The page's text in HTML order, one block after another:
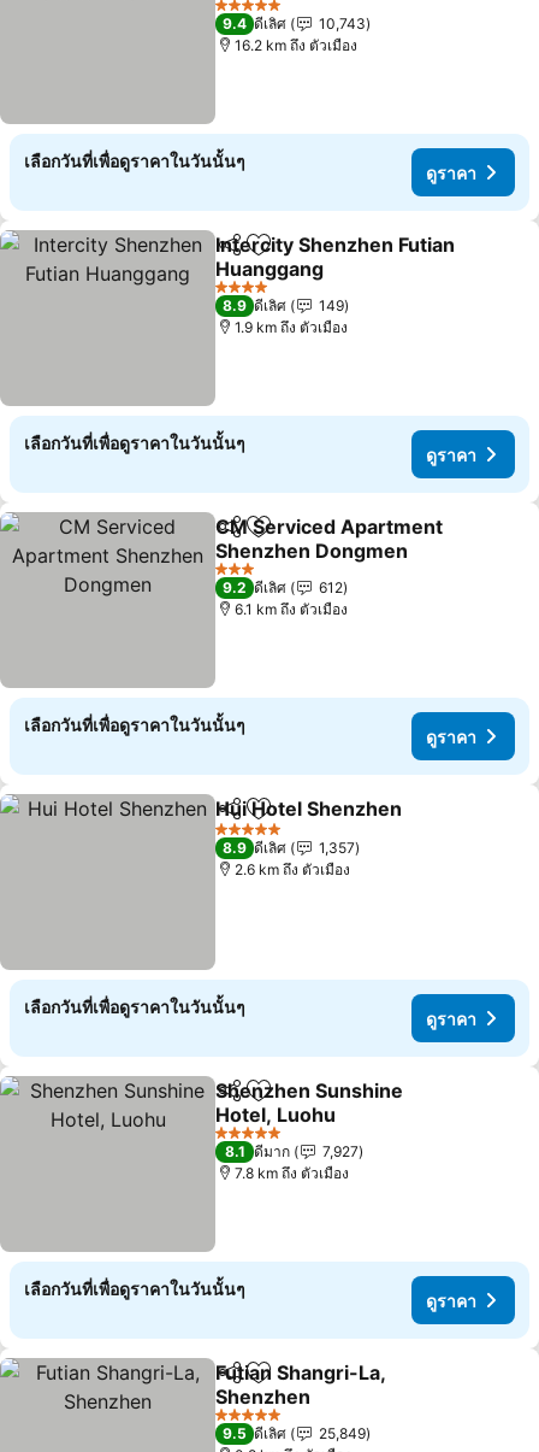
ดูราคา
5 ดาว
9.4 ดีเลิศ
10,743
16.2 km ถึง ตัวเมือง
เลือกวันที่เพื่อดูราคาในวันนั้นๆ
ดูราคา
แชร์ เพิ่มในรายการโปรด
Intercity Shenzhen Futian
Huanggang
ดูราคา
4 ดาว
8.9 ดีเลิศ
149
1.9 km ถึง ตัวเมือง
เลือกวันที่เพื่อดูราคาในวันนั้นๆ
ดูราคา
แชร์ เพิ่มในรายการโปรด
CM Serviced Apartment
Shenzhen Dongmen
ดูราคา
3 ดาว
9.2 ดีเลิศ
612
6.1 km ถึง ตัวเมือง
เลือกวันที่เพื่อดูราคาในวันนั้นๆ
ดูราคา
แชร์ เพิ่มในรายการโปรด
Hui Hotel Shenzhen
5 ดาว
8.9 ดีเลิศ
1,357
2.6 km ถึง ตัวเมือง
เลือกวันที่เพื่อดูราคาในวันนั้นๆ
ดูราคา
แชร์ เพิ่มในรายการโปรด
Shenzhen Sunshine
Hotel, Luohu
ดูราคา
5 ดาว
8.1 ดีมาก
7,927
7.8 km ถึง ตัวเมือง
เลือกวันที่เพื่อดูราคาในวันนั้นๆ
ดูราคา
แชร์ เพิ่มในรายการโปรด
Futian Shangri-La,
Shenzhen
ดูราคา
5 ดาว
9.5 ดีเลิศ
25,849